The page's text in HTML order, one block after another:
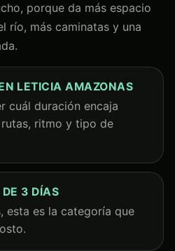
porque da más espacio
río, más caminatas y una
LETICIA AMAZONAS
cuál duración encaja
ritmo y tipo de
DE 3 DÍAS
esta es la categoría que